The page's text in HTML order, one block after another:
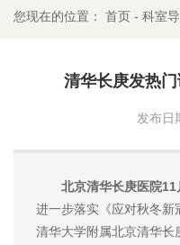
您现在的位置： 首页 - 科室
清华长庚发热
发布日
北京清华长庚医院11
进一步落实《应对秋冬新
清华大学附属北京清华